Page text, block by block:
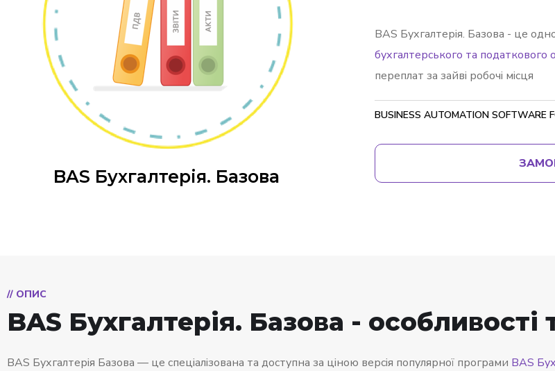
BAS Бухгалтерія. Базова
BAS Бухгалтерія. Базова - це
бухгалтерського та податкового
переплат за зайві робочі місця
BUSINESS AUTOMATION SOFTWARE
// ОПИС
BAS Бухгалтерія. Базова -
BAS Бухгалтерія Базова — це спеціалізована та доступна за ціною версія популярної програми BAS